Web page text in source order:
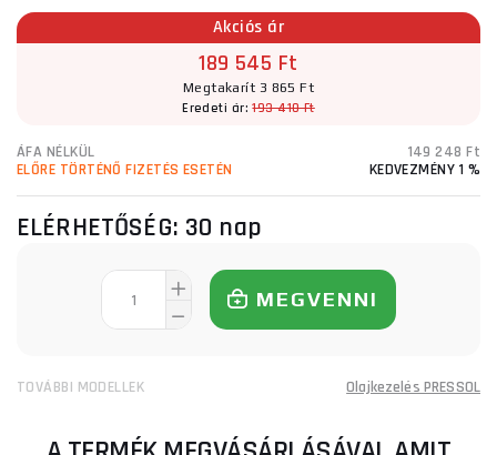
Akciós ár
189 545 Ft
Megtakarít 3 865 Ft
Eredeti ár:193 410 Ft
ÁFA NÉLKÜL
149 248 Ft
ELŐRE TÖRTÉNŐ FIZETÉS ESETÉN
KEDVEZMÉNY 1 %
ELÉRHETŐSÉG: 30 nap
MEGVENNI
TOVÁBBI MODELLEK Olajkezelés PRESSOL